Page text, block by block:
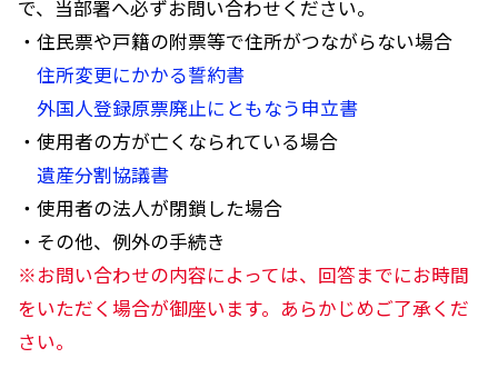
で、当部署へ必ずお問い合わせください。
・住民票や戸籍の附票等で住所がつながらない場合
住所変更にかかる誓約書
外国人登録原票廃止にともなう申立書
・使用者の方が亡くなられている場合
遺産分割協議書
・使用者の法人が閉鎖した場合
・その他、例外の手続き
※お問い合わせの内容によっては、回答までにお時間
をいただく場合が御座います。あらかじめご了承くだ
さい。